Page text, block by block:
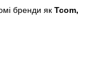
бренди як Tcom,